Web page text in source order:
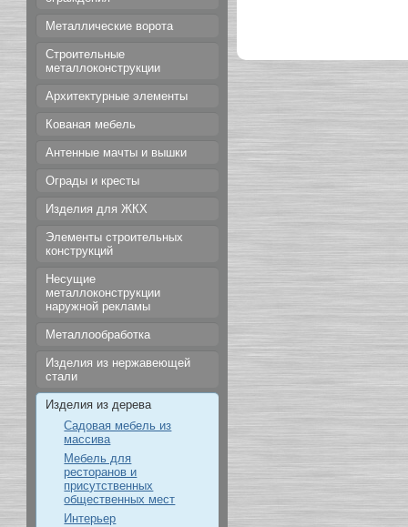
Металлические ворота
Строительные
металлоконструкции
Архитектурные элементы
Кованая мебель
Антенные мачты и вышки
Ограды и кресты
Изделия для ЖКХ
Элементы строительных
конструкций
Несущие
металлоконструкции
наружной рекламы
Металлообработка
Изделия из нержавеющей
стали
Изделия из дерева
Садовая мебель из
массива
Мебель для
ресторанов и
присутственных
общественных мест
Интерьер